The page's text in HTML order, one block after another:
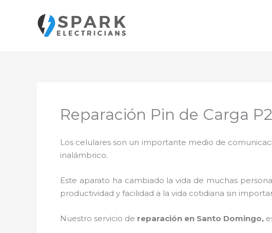
contenido
Reparación Pin de Carga
Los celulares son un importante medio de
inalámbrico.
Este aparato ha cambiado la vida de muchas
productividad y facilidad a la vida cotidiana sin
Nuestro servicio de reparación en Santo Domingo,